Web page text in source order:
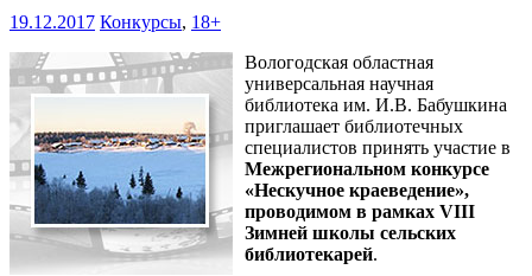
19.12.2017 Конкурсы, 18+
Вологодская областная
универсальная научная
библиотека им. И.В. Бабушкина
приглашает библиотечных
специалистов принять участие в
Межрегиональном конкурсе
«Нескучное краеведение»,
проводимом в рамках VIII
Зимней школы сельских
библиотекарей.